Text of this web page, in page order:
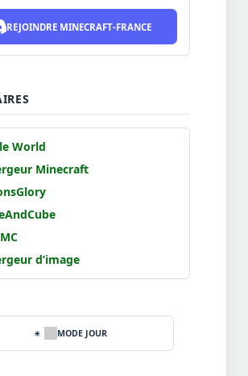
REJOINDRE MINECRAFT-FRANCE
World
Minecraft
d’image
MODE JOUR